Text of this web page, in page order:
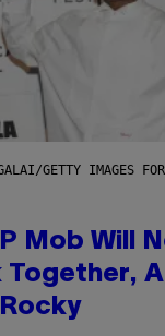
GETTY IMAGES
Mob Will
Together,